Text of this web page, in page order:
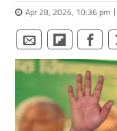
Apr 28, 2026, 10:36 pm